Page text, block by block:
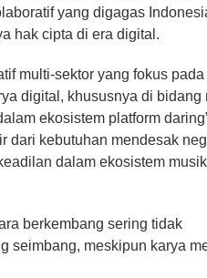
yang digagas
hak cipta di era digital.
multi-sektor yang fokus pada
digital, khususnya di bidang
ekosistem platform
dari kebutuhan mendesak
dalam ekosistem
berkembang sering tidak
seimbang, meskipun karya